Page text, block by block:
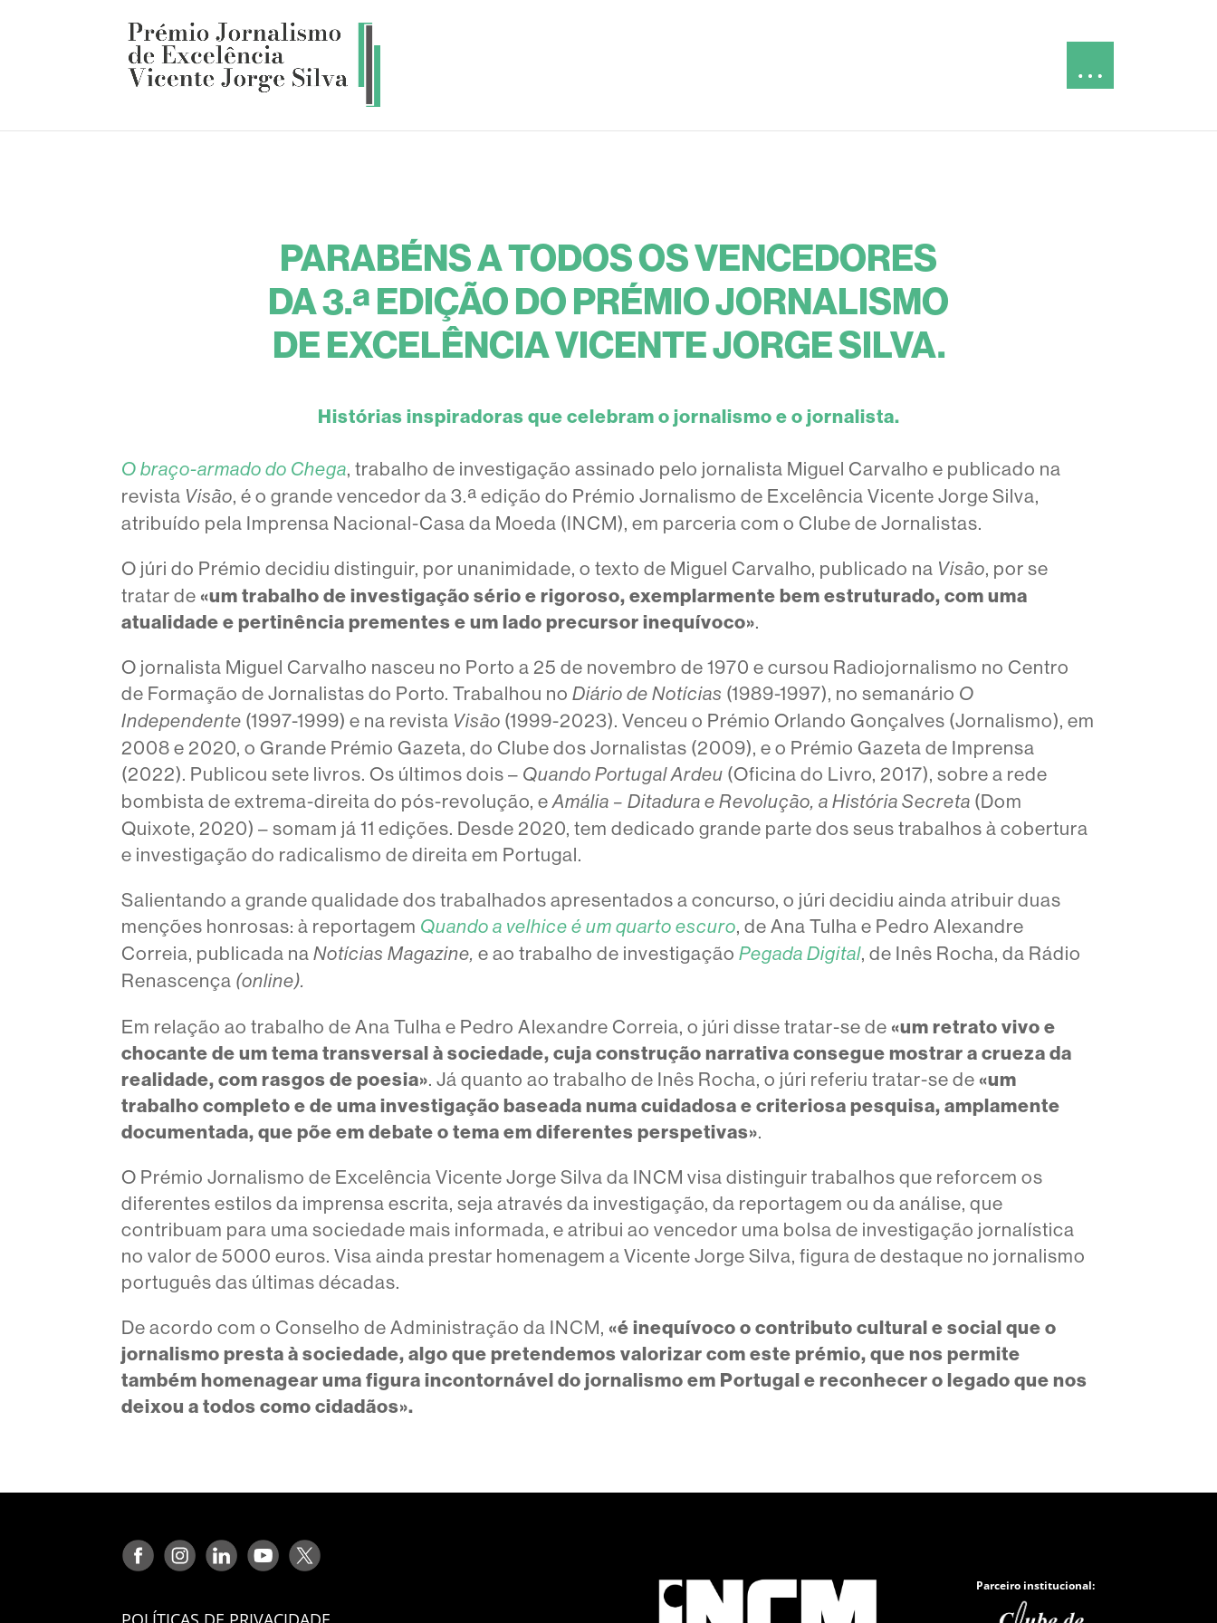
PARABÉNS A TODOS OS VENCEDORES
DA 3.ª EDIÇÃO DO PRÉMIO JORNALISMO
DE EXCELÊNCIA VICENTE JORGE SILVA.
Histórias inspiradoras que celebram o jornalismo e o jornalista.
O braço-armado do Chega, trabalho de investigação assinado pelo jornalista Miguel Carvalho e publicado na
revista Visão, é o grande vencedor da 3.ª edição do Prémio Jornalismo de Excelência Vicente Jorge Silva,
atribuído pela Imprensa Nacional-Casa da Moeda (INCM), em parceria com o Clube de Jornalistas.
O júri do Prémio decidiu distinguir, por unanimidade, o texto de Miguel Carvalho, publicado na Visão, por se
tratar de «um trabalho de investigação sério e rigoroso, exemplarmente bem estruturado, com uma
atualidade e pertinência prementes e um lado precursor inequívoco».
O jornalista Miguel Carvalho nasceu no Porto a 25 de novembro de 1970 e cursou Radiojornalismo no Centro
de Formação de Jornalistas do Porto. Trabalhou noDiário de Notícias (1989-1997), no semanário O
Independente (1997-1999) e na revista Visão (1999-2023). Venceu o Prémio Orlando Gonçalves (Jornalismo), em
2008 e 2020, o Grande Prémio Gazeta, do Clube dos Jornalistas (2009), e o Prémio Gazeta de Imprensa
(2022). Publicou sete livros. Os últimos dois – Quando Portugal Ardeu (Oficina do Livro, 2017), sobre a rede
bombista de extrema-direita do pós-revolução, eAmália – Ditadura e Revolução, a História Secreta (Dom
Quixote, 2020) – somam já 11 edições. Desde 2020, tem dedicado grande parte dos seus trabalhos à cobertura
e investigação do radicalismo de direita em Portugal.
Salientando a grande qualidade dos trabalhados apresentados a concurso, o júri decidiu ainda atribuir duas
menções honrosas: à reportagem Quando a velhice é um quarto escuro, de Ana Tulha e Pedro Alexandre
Correia, publicada naNotícias Magazine, e ao trabalho de investigaçãoPegada Digital, de Inês Rocha, da Rádio
Renascença (online).
Em relação ao trabalho de Ana Tulha e Pedro Alexandre Correia, o júri disse tratar-se de «um retrato vivo e
chocante de um tema transversal à sociedade, cuja construção narrativa consegue mostrar a crueza da
realidade, com rasgos de poesia». Já quanto ao trabalho de Inês Rocha, o júri referiu tratar-se de «um
trabalho completo e de uma investigação baseada numa cuidadosa e criteriosa pesquisa, amplamente
documentada, que põe em debate o tema em diferentes perspetivas».
O Prémio Jornalismo de Excelência Vicente Jorge Silva da INCM visa distinguir trabalhos que reforcem os
diferentes estilos da imprensa escrita, seja através da investigação, da reportagem ou da análise, que
contribuam para uma sociedade mais informada, e atribui ao vencedor uma bolsa de investigação jornalística
no valor de 5000 euros. Visa ainda prestar homenagem a Vicente Jorge Silva, figura de destaque no jornalismo
português das últimas décadas.
De acordo com o Conselho de Administração da INCM, «é inequívoco o contributo cultural e social que o
jornalismo presta à sociedade, algo que pretendemos valorizar com este prémio, que nos permite
também homenagear uma figura incontornável do jornalismo em Portugal e reconhecer o legado que nos
deixou a todos como cidadãos».
Parceiro institucional: